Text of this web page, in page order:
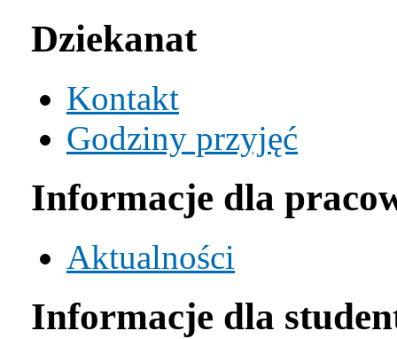
Dziekanat
Kontakt
Godziny przyjęć
Informacje dla
Aktualności
Informacje dla